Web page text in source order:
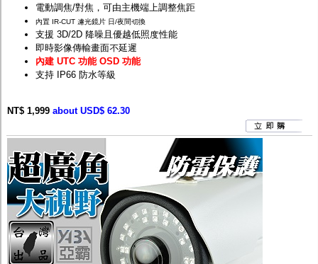
電動調焦/對焦，可由主機端上調整焦距
內置 IR-CUT 濾光鏡片 日/夜間切換
支援 3D/2D 降噪且優越低照度性能
即時影像傳輸畫面不延遲
內建 UTC 功能 OSD 功能
支持 IP66 防水等級
NT$ 1,999 about USD$ 62.30